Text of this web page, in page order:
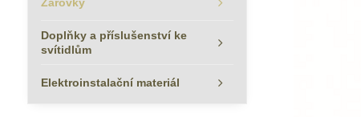
Doplňky a příslušenství ke
svítidlům
Elektroinstalační materiál